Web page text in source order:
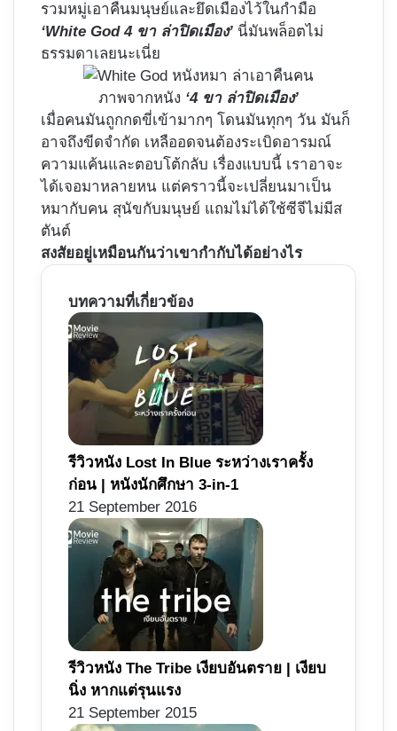
รวมหมู่เอาคืนมนุษย์และยึดเมืองไว้ในกำมือ
‘White God 4 ขา ล่าปิดเมือง’ นี่มันพล็อตไม่
ธรรมดาเลยนะเนี่ย
ภาพจากหนัง ‘4 ขา ล่าปิดเมือง’
เมื่อคนมันถูกกดขี่เข้ามากๆ โดนมันทุกๆ วัน มันก็
อาจถึงขีดจำกัด เหลืออดจนต้องระเบิดอารมณ์
ความแค้นและตอบโต้กลับ เรื่องแบบนี้ เราอาจะ
ได้เจอมาหลายหน แต่คราวนี้จะเปลี่ยนมาเป็น
หมากับคน สุนัขกับมนุษย์ แถมไม่ได้ใช้ซีจีไม่มีส
ตันต์
สงสัยอยู่เหมือนกันว่าเขากำกับได้อย่างไร
บทความที่เกี่ยวข้อง
รีวิวหนัง Lost In Blue ระหว่างเราครั้ง
ก่อน | หนังนักศึกษา 3-in-1
21 September 2016
รีวิวหนัง The Tribe เงียบอันตราย | เงียบ
นิ่ง หากแต่รุนแรง
21 September 2015